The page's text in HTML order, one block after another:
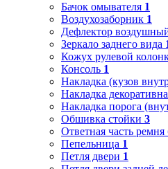
Бачок омывателя 1
Воздухозаборник 1
Дефлектор
Зеркало заднего вида
Кожух рулевой
Консоль 1
Накладка (кузов
Накладка
Накладка порога
Обшивка стойки 3
Ответная часть ремня
Пепельница 1
Петля двери 1